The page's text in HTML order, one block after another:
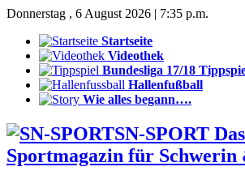
Donnerstag , 6 August 2026 | 7:35 p.m.
Startseite
Videothek
Bundesliga 17/18
Hallenfußball
Wie alles begann….
SN-SPORT
Sportmagazin für Schwerin